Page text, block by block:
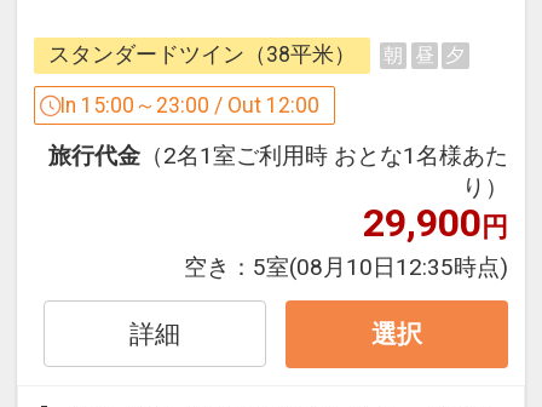
みいただけます。
また国際会議場に隣接し、シティホテル
としてのクオリティの高い施設と洗練さ
在をサポートしてまいります。
レジャー、ビジネス、リトリートなどご
滞在スタイルにあわせてご利用下さい。
2023年4月1日～フィットネスクラブリ
ニューアルオープン！～
スタンダードツイン（38平米） 朝 昼 夕
In 15:00～23:00 / Out 12:00
旅行代金 （2名1室ご利用時 おとな1名様あた
り）
29,900円
空き： 5室(08月10日12:35時点)
詳細 選択